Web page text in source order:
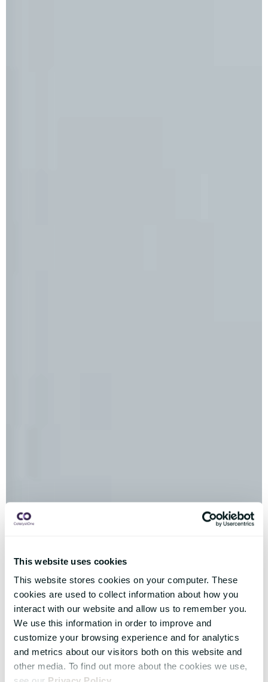
This website uses cookies
This website stores cookies on your computer. These
cookies are used to collect information about how you
interact with our website and allow us to remember you.
We use this information in order to improve and
customize your browsing experience and for analytics
and metrics about our visitors both on this website and
other media. To find out more about the cookies we use,